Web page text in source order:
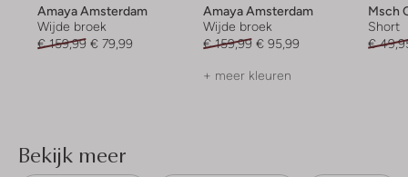
Amaya Amsterdam
Wijde broek
€ 159,99 € 79,99
Amaya Amsterdam
Wijde broek
€ 159,99 € 95,99
+ meer kleuren
Msch
Short
€
Bekijk meer